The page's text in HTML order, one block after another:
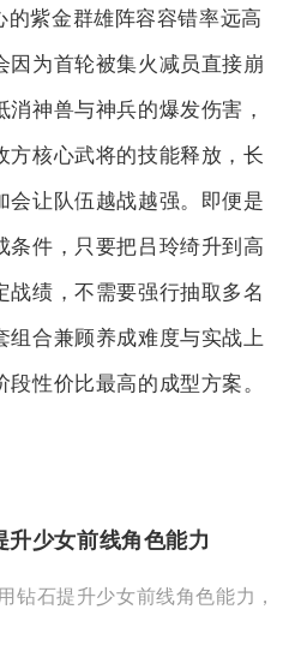
的紫金群雄阵容容错率远高
因为首轮被集火减员直接崩
神兽与神兵的爆发伤害，
方核心武将的技能释放，长
会让队伍越战越强。即便是
条件，只要把吕玲绮升到高
战绩，不需要强行抽取多名
组合兼顾养成难度与实战上
性价比最高的成型方案。
升少女前线角色能力
钻石提升少女前线角色能力，